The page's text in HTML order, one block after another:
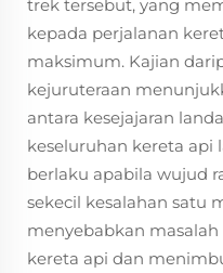
trek tersebut, yang
kepada perjalanan
maksimum. Kajian
kejuruteraan
antara kesejajaran
keseluruhan kereta api
berlaku apabila wujud
sekecil kesalahan satu
menyebabkan
kereta api dan